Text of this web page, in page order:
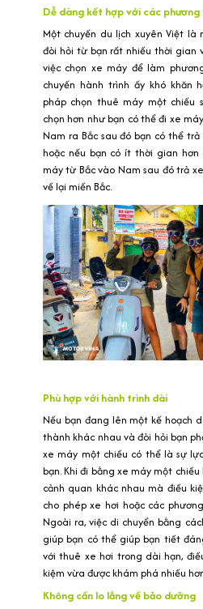
Dễ dàng kết hợp với các
Một chuyến du lịch xuyên Việt là
đòi hỏi từ bạn rất nhiều thời gian
việc chọn xe máy để làm
chuyến hành trình ấy khó khăn
pháp chọn thuê máy một chiều
chọn hơn như bạn có thể đi xe
Nam ra Bắc sau đó bạn có thể
hoặc nếu bạn có ít thời gian
máy từ Bắc vào Nam sau đó trả
về lại miền Bắc.
Phù hợp với hành trình dài
Nếu bạn đang lên một kế hoạch
thành khác nhau và đòi hỏi bạn
xe máy một chiều có thể là sự
bạn. Khi đi bằng xe máy một
cảnh quan khác nhau mà điều
cho phép xe hơi hoặc các
Ngoài ra, việc di chuyển bằng
giúp bạn có thể giúp bạn tiết
với thuê xe hơi trong dài hạn,
kiệm vừa được khám phá nhiều
Không cần lo lắng về bảo dưỡng